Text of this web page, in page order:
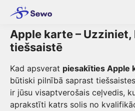
content
Apple karte –
tiešsaistē
Kad apsverat piesakīties Apple
būtiski pilnībā saprast
ir jūsu visaptverošais ceļvedis,
aprakstīti katrs solis no